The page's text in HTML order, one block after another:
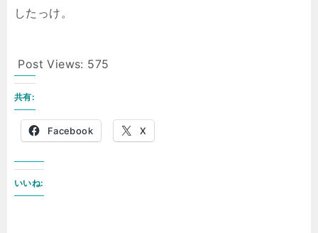
したっけ。
Post Views: 575
共有:
Facebook X
いいね: